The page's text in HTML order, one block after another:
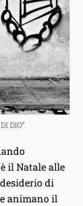
DIO”
il Natale alle
di
animano il